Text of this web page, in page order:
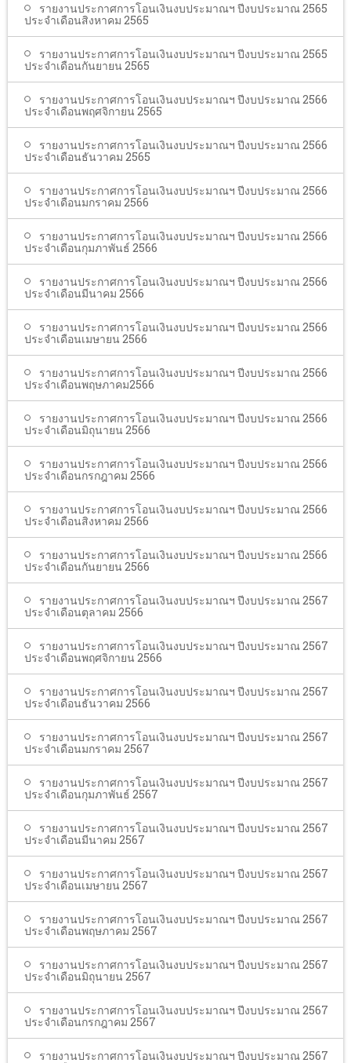
รายงานประกาศการโอนเงินงบประมาณฯ ปีงบประมาณ 2565
ประจำเดือนสิงหาคม 2565
รายงานประกาศการโอนเงินงบประมาณฯ ปีงบประมาณ 2565
ประจำเดือนกันยายน 2565
รายงานประกาศการโอนเงินงบประมาณฯ ปีงบประมาณ 2566
ประจำเดือนพฤศจิกายน 2565
รายงานประกาศการโอนเงินงบประมาณฯ ปีงบประมาณ 2566
ประจำเดือนธันวาคม 2565
รายงานประกาศการโอนเงินงบประมาณฯ ปีงบประมาณ 2566
ประจำเดือนมกราคม 2566
รายงานประกาศการโอนเงินงบประมาณฯ ปีงบประมาณ 2566
ประจำเดือนกุมภาพันธ์ 2566
รายงานประกาศการโอนเงินงบประมาณฯ ปีงบประมาณ 2566
ประจำเดือนมีนาคม 2566
รายงานประกาศการโอนเงินงบประมาณฯ ปีงบประมาณ 2566
ประจำเดือนเมษายน 2566
รายงานประกาศการโอนเงินงบประมาณฯ ปีงบประมาณ 2566
ประจำเดือนพฤษภาคม2566
รายงานประกาศการโอนเงินงบประมาณฯ ปีงบประมาณ 2566
ประจำเดือนมิถุนายน 2566
รายงานประกาศการโอนเงินงบประมาณฯ ปีงบประมาณ 2566
ประจำเดือนกรกฎาคม 2566
รายงานประกาศการโอนเงินงบประมาณฯ ปีงบประมาณ 2566
ประจำเดือนสิงหาคม 2566
รายงานประกาศการโอนเงินงบประมาณฯ ปีงบประมาณ 2566
ประจำเดือนกันยายน 2566
รายงานประกาศการโอนเงินงบประมาณฯ ปีงบประมาณ 2567
ประจำเดือนตุลาคม 2566
รายงานประกาศการโอนเงินงบประมาณฯ ปีงบประมาณ 2567
ประจำเดือนพฤศจิกายน 2566
รายงานประกาศการโอนเงินงบประมาณฯ ปีงบประมาณ 2567
ประจำเดือนธันวาคม 2566
รายงานประกาศการโอนเงินงบประมาณฯ ปีงบประมาณ 2567
ประจำเดือนมกราคม 2567
รายงานประกาศการโอนเงินงบประมาณฯ ปีงบประมาณ 2567
ประจำเดือนกุมภาพันธ์ 2567
รายงานประกาศการโอนเงินงบประมาณฯ ปีงบประมาณ 2567
ประจำเดือนมีนาคม 2567
รายงานประกาศการโอนเงินงบประมาณฯ ปีงบประมาณ 2567
ประจำเดือนเมษายน 2567
รายงานประกาศการโอนเงินงบประมาณฯ ปีงบประมาณ 2567
ประจำเดือนพฤษภาคม 2567
รายงานประกาศการโอนเงินงบประมาณฯ ปีงบประมาณ 2567
ประจำเดือนมิถุนายน 2567
รายงานประกาศการโอนเงินงบประมาณฯ ปีงบประมาณ 2567
ประจำเดือนกรกฎาคม 2567
รายงานประกาศการโอนเงินงบประมาณฯ ปีงบประมาณ 2567